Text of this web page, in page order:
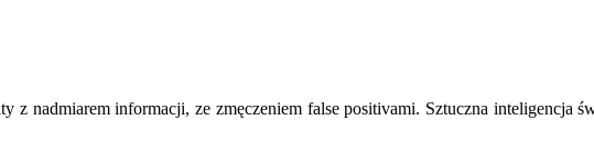
nadmiarem informacji, ze zmęczeniem false positivami. Sztuczna inteligencja